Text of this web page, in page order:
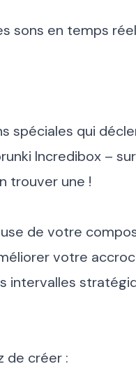
sons en temps
spéciales qui
Incredibox –
trouver une !
de votre
votre
intervalles
de créer :